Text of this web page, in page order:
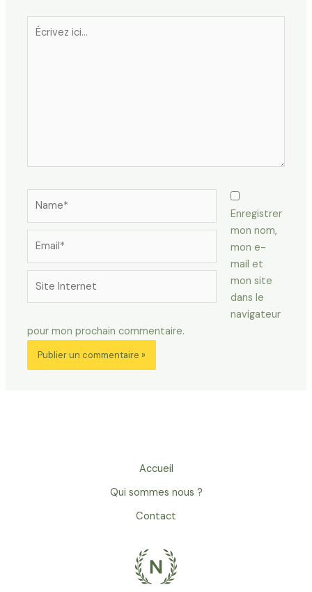
Écrivez
ici…
Internet
Enregistrer
mon nom,
mon e-
mail et
mon site
dans le
navigateur
pour mon prochain commentaire.
Accueil
Qui sommes nous ?
Contact